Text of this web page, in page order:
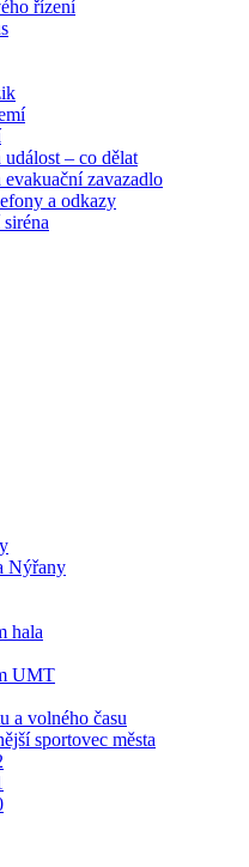
řízení
– co dělat
evakuační zavazadlo
a odkazy
Nýřany
hala
UMT
a volného času
sportovec města